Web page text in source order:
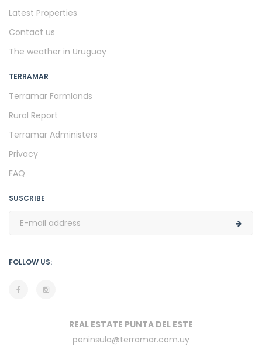
Latest Properties
Contact us
The weather in Uruguay
TERRAMAR
Terramar Farmlands
Rural Report
Terramar Administers
Privacy
FAQ
SUSCRIBE
FOLLOW US:
REAL ESTATE PUNTA DEL ESTE
peninsula@terramar.com.uy